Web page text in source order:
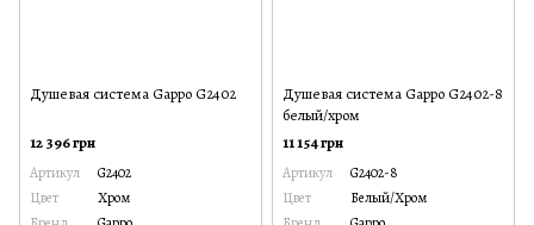
Душевая система Gappo G2402
12 396 грн
Артикул
G2402
Цвет
Хром
Душевая система Gappo G2402-8
белый/хром
11 154 грн
Артикул
G2402-8
Цвет
Белый/Хром